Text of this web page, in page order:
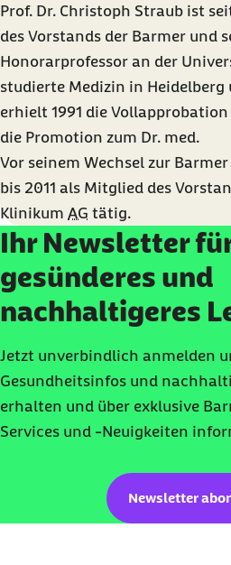
Prof. Dr. Christoph Straub ist
des Vorstands der Barmer und
Honorarprofessor an der
studierte Medizin in Heidelberg
erhielt 1991 die
die Promotion zum Dr. med.
Vor seinem Wechsel zur
bis 2011 als Mitglied des
Klinikum AG tätig.
Ihr Newsletter
gesünderes und
nachhaltigeres
Jetzt unverbindlich anmelden
Gesundheitsinfos und
erhalten und über exklusive
Services und -Neuigkeiten
Newsletter